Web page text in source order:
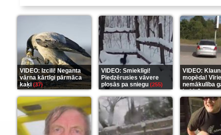
VIDEO: Izcili! Neganta
vārna kārtīgi pārmāca
kaķi(37)
VIDEO: Smieklīgi!
Piedzērusies vāvere
plosās pa sniegu (255)
VIDEO:
mopēda!
nemākulība
beidzās ar
(289)